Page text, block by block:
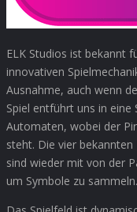
ELK Studios ist bekannt
innovativen
Ausnahme, auch wenn
Spiel entführt uns in eine
Automaten, wobei der
steht. Die vier
sind wieder mit von der
um Symbole zu sammeln.